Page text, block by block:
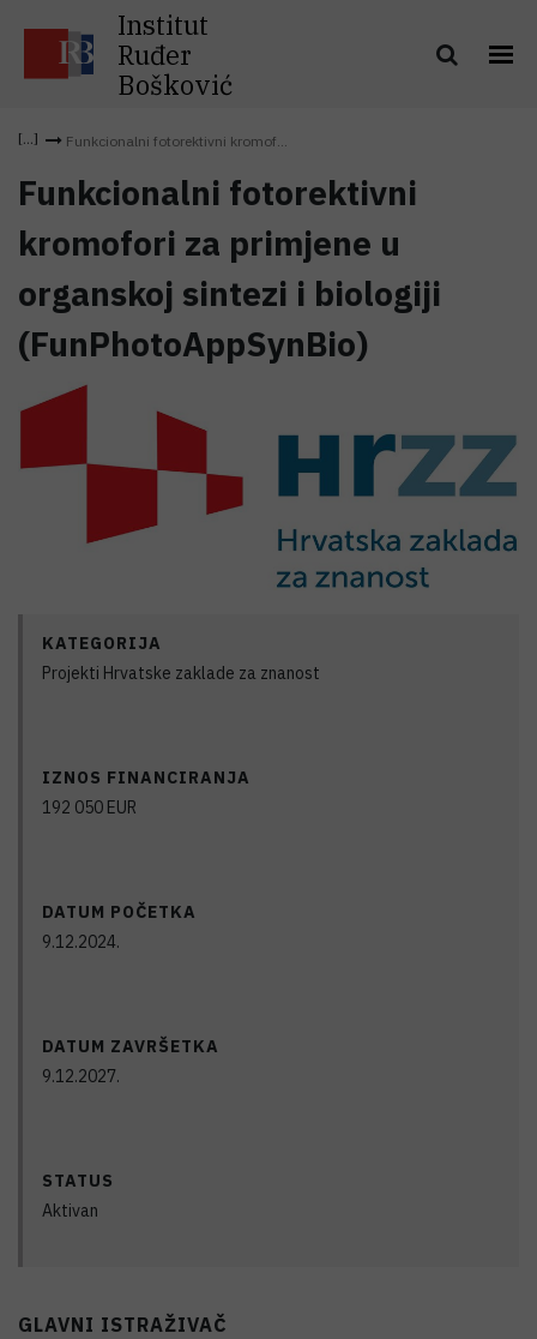
Institut
Ruđer
Bošković
Funkcionalni fotorektivni kromof...
Funkcionalni fotorektivni
kromofori za primjene u
organskoj sintezi i biologiji
(FunPhotoAppSynBio)
KATEGORIJA
Projekti Hrvatske zaklade za znanost
IZNOS FINANCIRANJA
192 050 EUR
DATUM POČETKA
9.12.2024.
DATUM ZAVRŠETKA
9.12.2027.
STATUS
Aktivan
GLAVNI ISTRAŽIVAČ